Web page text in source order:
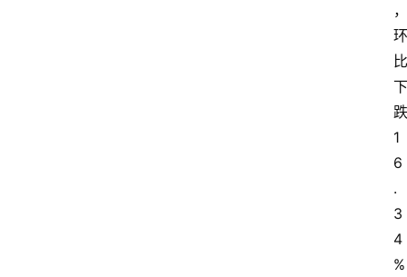
，
环
比
下
跌
1
6
.
3
4
%